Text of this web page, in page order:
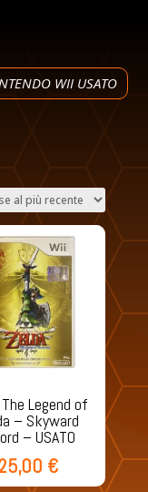
WII USATO
base
Legend of
– Skyward
– USATO
€